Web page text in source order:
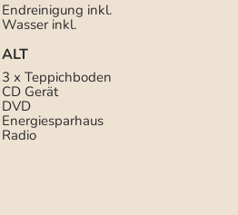
Endreinigung inkl.
Wasser inkl.
ALT
3 x Teppichboden
CD Gerät
DVD
Energiesparhaus
Radio